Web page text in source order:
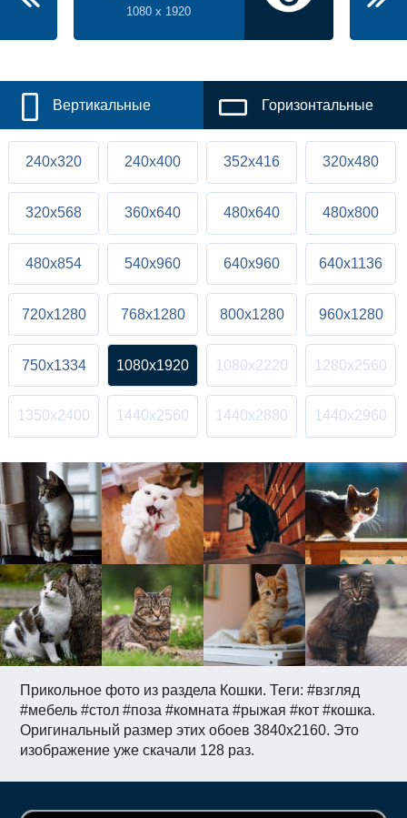
Прикольное фото из раздела Кошки. Теги: #взгляд
#мебель #стол #поза #комната #рыжая #кот #кошка.
Оригинальный размер этих обоев 3840x2160. Это
изображение уже скачали 128 раз.
1080 x 1920
Вертикальные Горизонтальные
240x320 240x400 352x416 320x480
320x568 360x640 480x640 480x800
480x854 540x960 640x960 640x1136
720x1280 768x1280 800x1280 960x1280
750x1334 1080x1920 1080x2220 1280x2560
1350x2400 1440x2560 1440x2880 1440x2960